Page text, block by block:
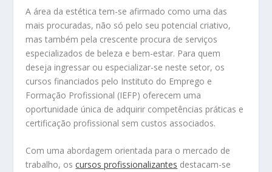
A área da estética tem-se afirmado como uma das
mais procuradas, não só pelo seu potencial criativo,
mas também pela crescente procura de serviços
especializados de beleza e bem-estar. Para quem
deseja ingressar ou especializar-se neste setor, os
cursos financiados pelo Instituto do Emprego e
Formação Profissional (IEFP) oferecem uma
oportunidade única de adquirir competências práticas e
certificação profissional sem custos associados.
Com uma abordagem orientada para o mercado de
trabalho, oscursos profissionalizantes destacam-se